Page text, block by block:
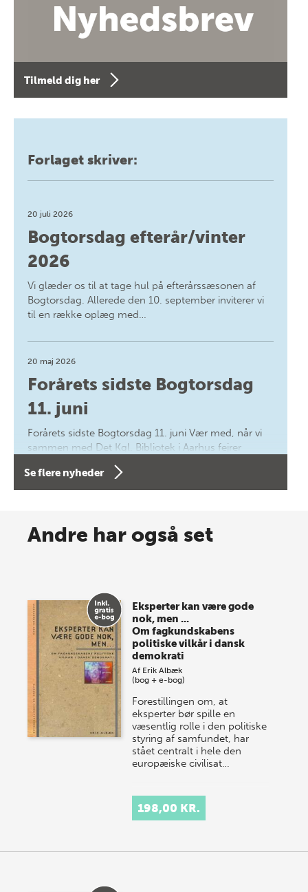
Tilmeld dig her
Forlaget skriver:
20 juli 2026
Bogtorsdag efterår/vinter
2026
Vi glæder os til at tage hul på efterårssæsonen af
Bogtorsdag. Allerede den 10. september inviterer vi
til en række oplæg med…
20 maj 2026
Forårets sidste Bogtorsdag
11. juni
Forårets sidste Bogtorsdag 11. juni Vær med, når vi
sammen med Det Kgl. Bibliotek i Aarhus fejrer
forfatterne bag vores nyes…
Spar op til 70% til sommer-
store sommer-lagersalg, så sæt kryds i kalenderen
onsdag den 10. j…
Se flere nyheder
Andre har også set
Eksperter kan være gode
nok, men ...
Om fagkundskabens
politiske vilkår i dansk
demokrati
Af Erik Albæk
(bog + e-bog)
Forestillingen om, at
eksperter bør spille en
væsentlig rolle i den politiske
styring af samfundet, har
stået centralt i hele den
europæiske civilisat…
198,00 KR.